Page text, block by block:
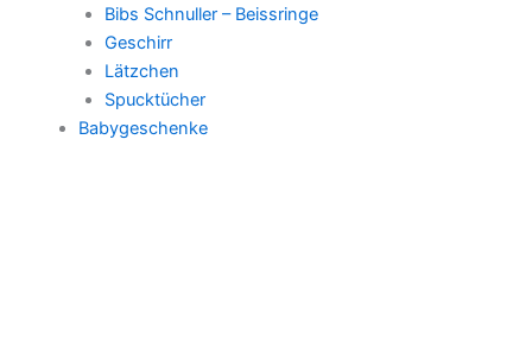
Bibs Schnuller – Beissringe
Geschirr
Lätzchen
Spucktücher
Babygeschenke